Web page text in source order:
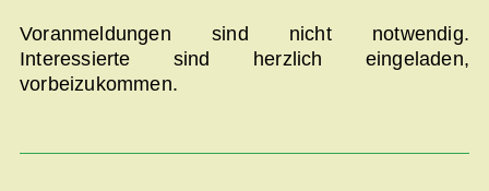
Voranmeldungen sind nicht notwendig.
Interessierte sind herzlich eingeladen,
vorbeizukommen.